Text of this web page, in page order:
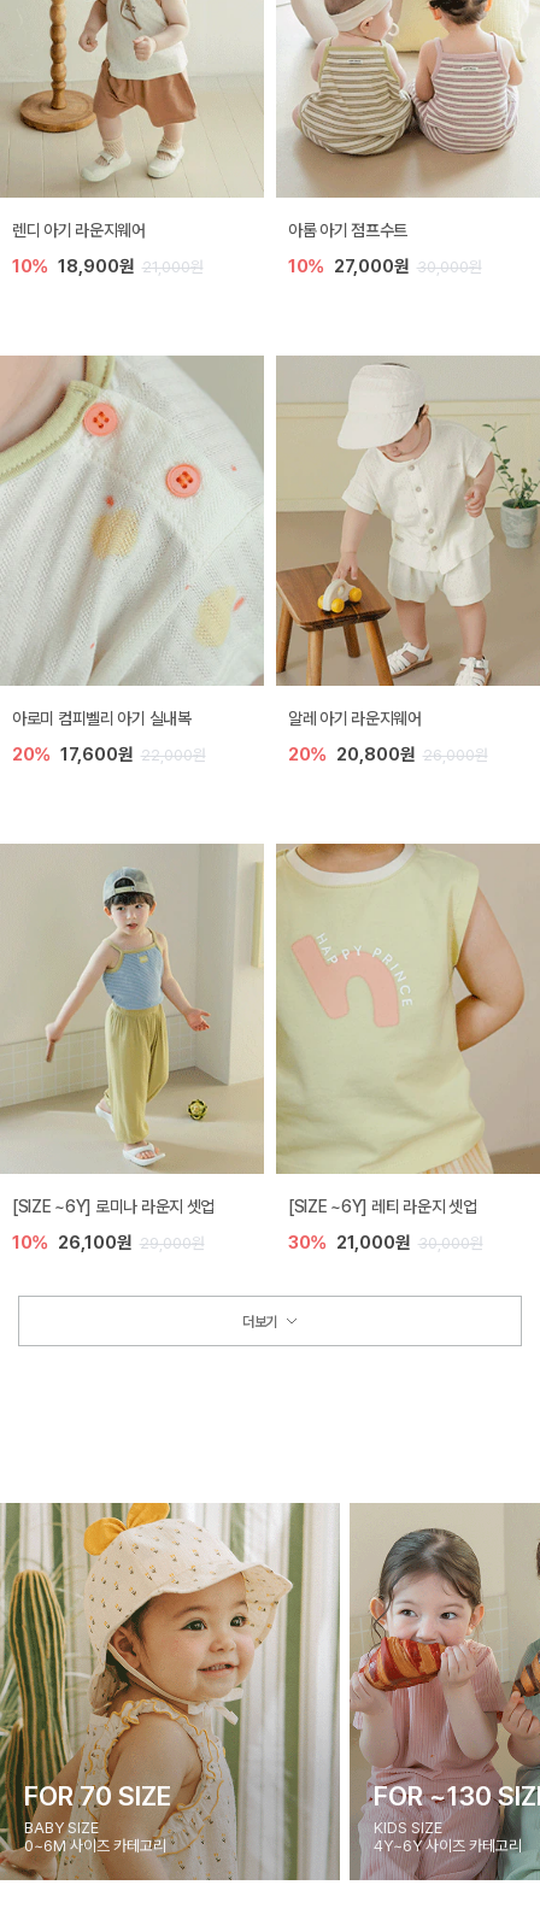
렌디 아기 라운지웨어
10% 18,900원 21,000원
아롬 아기 점프수트
10% 27,000원 30,000원
아로미 컴피벨리 아기 실내복
20% 17,600원 22,000원
알레 아기 라운지웨어
20% 20,800원 26,000원
[SIZE ~6Y] 로미나 라운지 셋업
10% 26,100원 29,000원
[SIZE ~6Y] 레티 라운지 셋업
30% 21,000원 30,000원
더보기
FOR 70 SIZE
BABY SIZE
0~6M 사이즈 카테고리
FOR ~130
KIDS SIZE
4Y~6Y 사이즈 카테고리